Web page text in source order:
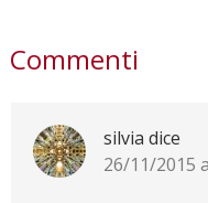
Commenti
silvia dice
26/11/2015